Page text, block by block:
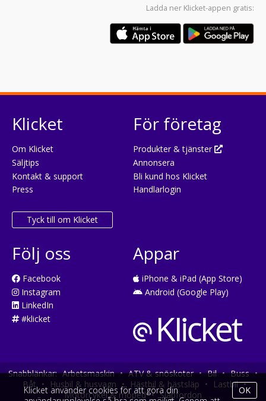
Ladda ner Klicket-appen gratis:
Klicket
Om Klicket
Säljtips
Kontakt & support
Press
Tyck till om Klicket
För företag
Produkter & tjänster
Annonsera
Bli kund hos Klicket
Handlarlogin
Följ oss
Facebook
Instagram
LinkedIn
#klicket
Appar
iPhone & iPad (App Store)
Android (Google Play)
Snabblänkar: Arbetsmaskin • ATV & snöskoter • Bil • Buss •
Båt • Husbil & husvagn • Hästbil & hästsläp • Lastbil •
Motorcykel & moped • Släpfordon
Klicket använder cookies för att göra din
OK